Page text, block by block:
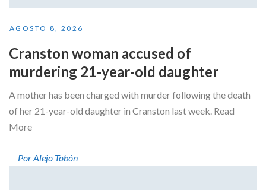
AGOSTO 8, 2026
Cranston woman accused of
murdering 21-year-old daughter
A mother has been charged with murder following the death
of her 21-year-old daughter in Cranston last week. Read
More
Por Alejo Tobón